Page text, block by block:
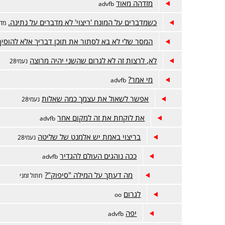
מזדהה מאוד advfb
כשמדברים על המונח 'ריצוי' לא מדברים על נתינה.
המסר שלי לא בא לסתור את תוכן דבריך אלא
לא, לרצות זה לא לגרום שהשני יהיה מרוצה נעמי28
מי אמר? advfb
אפשר לשאול את עצמך כמה שאלות נעמי28
את לוקחת את זה למקום אחר advfb
בריצוי באמת יש אלמנט של שליטה נעמי28
ככה נוהגים העולם להגדיר advfb
מה דעתך על המילה "סיפוק"? חתול זמני
לגרום oo
יפה advfb